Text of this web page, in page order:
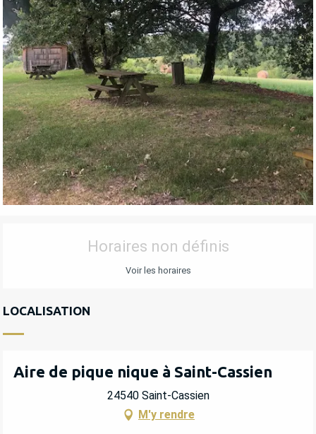
OUVERTURE ET COORDONNÉES
Horaires non définis
Voir les horaires
LOCALISATION
Aire de pique nique à Saint-Cassien
24540 Saint-Cassien
M'y rendre